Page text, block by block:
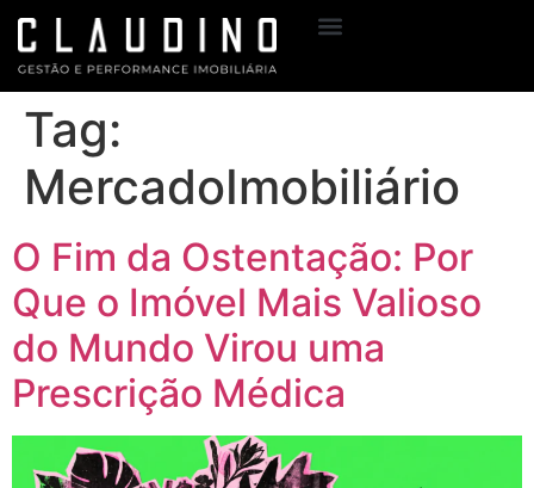
Tag:
MercadoImobiliário
O Fim da Ostentação: Por
Que o Imóvel Mais Valioso
do Mundo Virou uma
Prescrição Médica